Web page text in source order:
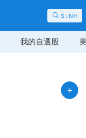
SLNH
我的自選股